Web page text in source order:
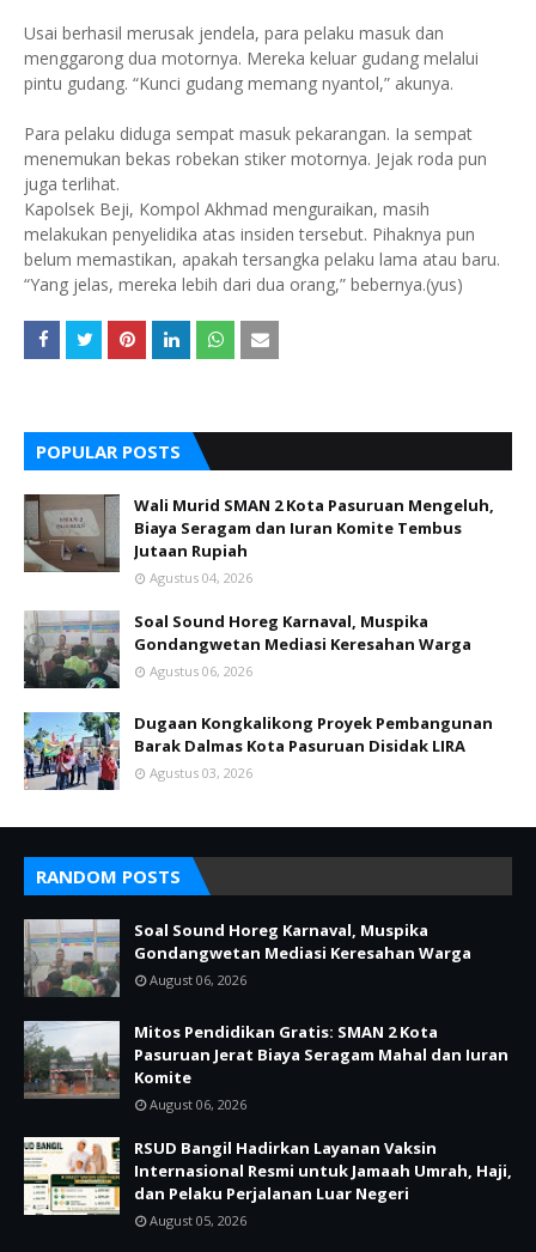
Usai berhasil merusak jendela, para pelaku masuk dan
menggarong dua motornya. Mereka keluar gudang melalui
pintu gudang. “Kunci gudang memang nyantol,” akunya.
Para pelaku diduga sempat masuk pekarangan. Ia sempat
menemukan bekas robekan stiker motornya. Jejak roda pun
juga terlihat.
Kapolsek Beji, Kompol Akhmad menguraikan, masih
melakukan penyelidika atas insiden tersebut. Pihaknya pun
belum memastikan, apakah tersangka pelaku lama atau baru.
“Yang jelas, mereka lebih dari dua orang,” bebernya.(yus)
POPULAR POSTS
Wali Murid SMAN 2 Kota Pasuruan Mengeluh,
Biaya Seragam dan Iuran Komite Tembus
Jutaan Rupiah
Agustus 04, 2026
Soal Sound Horeg Karnaval, Muspika
Gondangwetan Mediasi Keresahan Warga
Agustus 06, 2026
Dugaan Kongkalikong Proyek Pembangunan
Barak Dalmas Kota Pasuruan Disidak LIRA
Agustus 03, 2026
RANDOM POSTS
Soal Sound Horeg Karnaval, Muspika
Gondangwetan Mediasi Keresahan Warga
August 06, 2026
Mitos Pendidikan Gratis: SMAN 2 Kota
Pasuruan Jerat Biaya Seragam Mahal dan Iuran
Komite
August 06, 2026
RSUD Bangil Hadirkan Layanan Vaksin
Internasional Resmi untuk Jamaah Umrah, Haji,
dan Pelaku Perjalanan Luar Negeri
August 05, 2026